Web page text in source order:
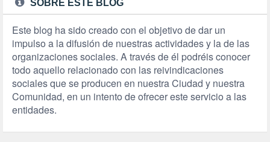
SOBRE ESTE BLOG
Este blog ha sido creado con el objetivo de dar un
impulso a la difusión de nuestras actividades y la de las
organizaciones sociales. A través de él podréis conocer
todo aquello relacionado con las reivindicaciones
sociales que se producen en nuestra Ciudad y nuestra
Comunidad, en un intento de ofrecer este servicio a las
entidades.